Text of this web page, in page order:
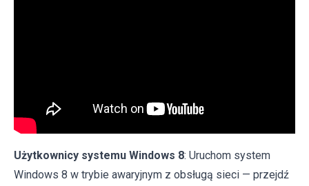
Użytkownicy systemu Windows 8: Uruchom system
Windows 8 w trybie awaryjnym z obsługą sieci — przejdź